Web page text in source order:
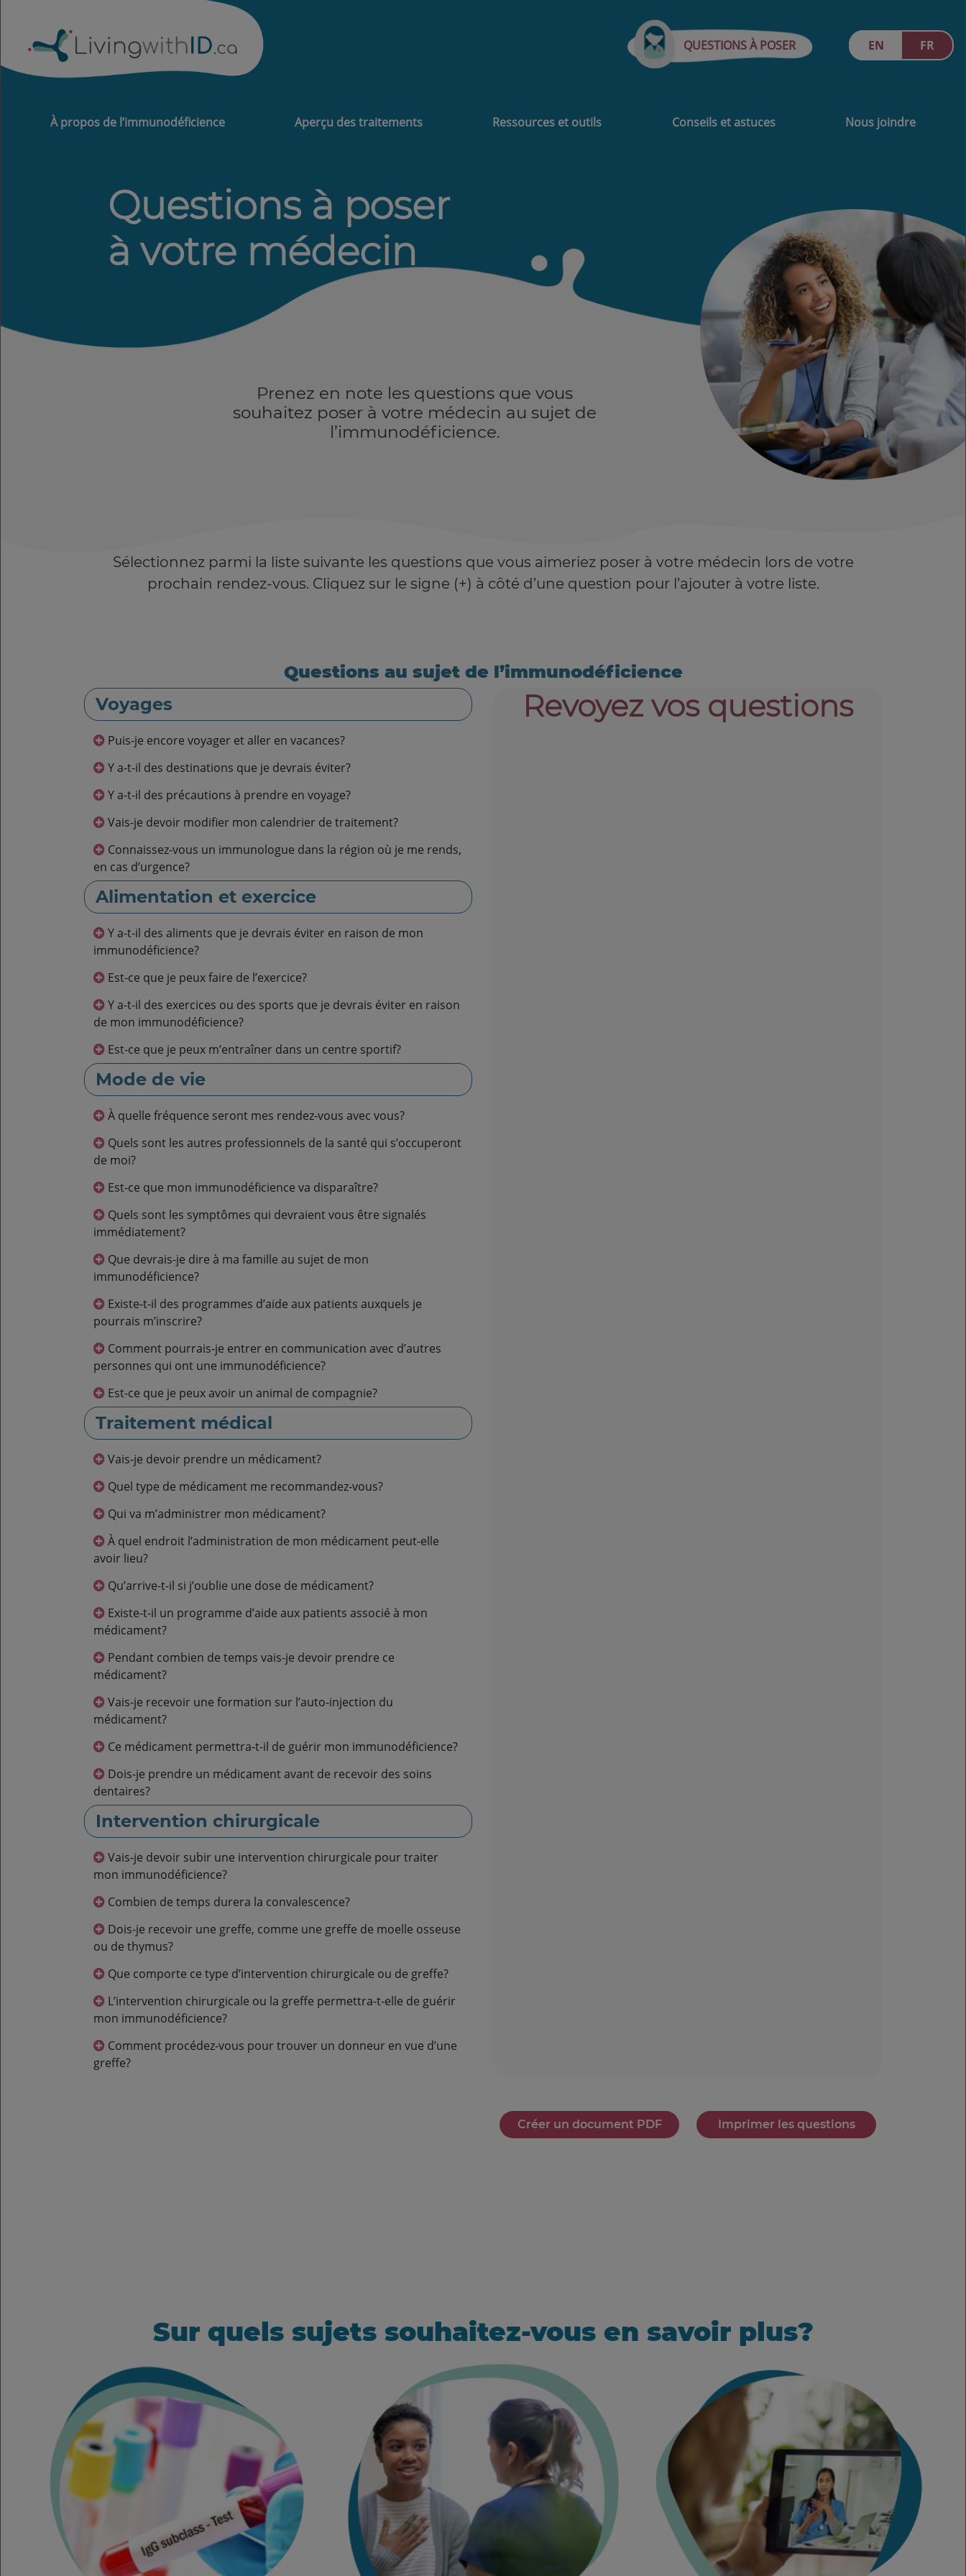
QUESTIONS À POSER EN FR
À propos de l’immunodéficience Aperçu des traitements Ressources et outils Conseils et astuces Nous joindre
Questions à poser
à votre médecin
Prenez en note les questions que vous
souhaitez poser à votre médecin au sujet de
l’immunodéficience.
Sélectionnez parmi la liste suivante les questions que vous aimeriez poser à votre médecin lors de votre
prochain rendez-vous. Cliquez sur le signe (+) à côté d’une question pour l’ajouter à votre liste.
Questions au sujet de l’immunodéficience
Voyages
Puis-je encore voyager et aller en vacances?
Y a-t-il des destinations que je devrais éviter?
Y a-t-il des précautions à prendre en voyage?
Vais-je devoir modifier mon calendrier de traitement?
en cas d’urgence?
Alimentation et exercice
immunodéficience?
Est-ce que je peux faire de l’exercice?
de mon immunodéficience?
Est-ce que je peux m’entraîner dans un centre sportif?
Mode de vie
À quelle fréquence seront mes rendez-vous avec vous?
de moi?
Est-ce que mon immunodéficience va disparaître?
immédiatement?
immunodéficience?
pourrais m’inscrire?
personnes qui ont une immunodéficience?
Est-ce que je peux avoir un animal de compagnie?
Traitement médical
Vais-je devoir prendre un médicament?
Quel type de médicament me recommandez-vous?
Qui va m’administrer mon médicament?
avoir lieu?
Qu’arrive-t-il si j’oublie une dose de médicament?
médicament?
médicament?
médicament?
Ce médicament permettra-t-il de guérir mon immunodéficience?
dentaires?
Intervention chirurgicale
mon immunodéficience?
Combien de temps durera la convalescence?
ou de thymus?
Que comporte ce type d’intervention chirurgicale ou de greffe?
mon immunodéficience?
greffe?
Revoyez vos questions
Créer un document PDF Imprimer les questions
Sur quels sujets souhaitez-vous en savoir plus?